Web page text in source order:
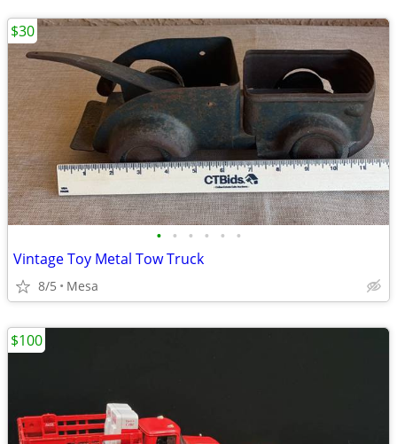
• • • • • •
Vintage Toy Metal Tow Truck
8/5 Mesa
$30
$100